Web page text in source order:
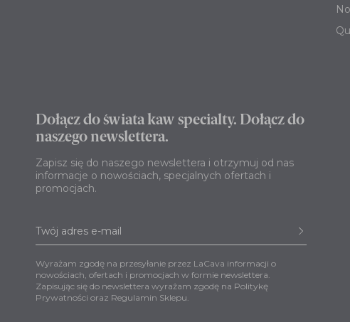
Dołącz do świata kaw specialty. Dołącz do
naszego newslettera.
Zapisz się do naszego newslettera i otrzymuj od nas
informacje o nowościach, specjalnych ofertach i
promocjach.
Wyrażam zgodę na przesyłanie przez LaCava informacji o
nowościach, ofertach i promocjach w formie newslettera.
Zapisując się do newslettera wyrażam zgodę na Politykę
Prywatności oraz Regulamin Sklepu.